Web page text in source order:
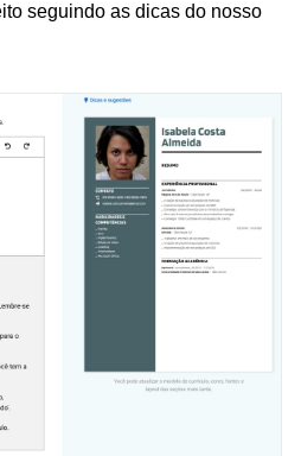
seguindo as dicas do nosso